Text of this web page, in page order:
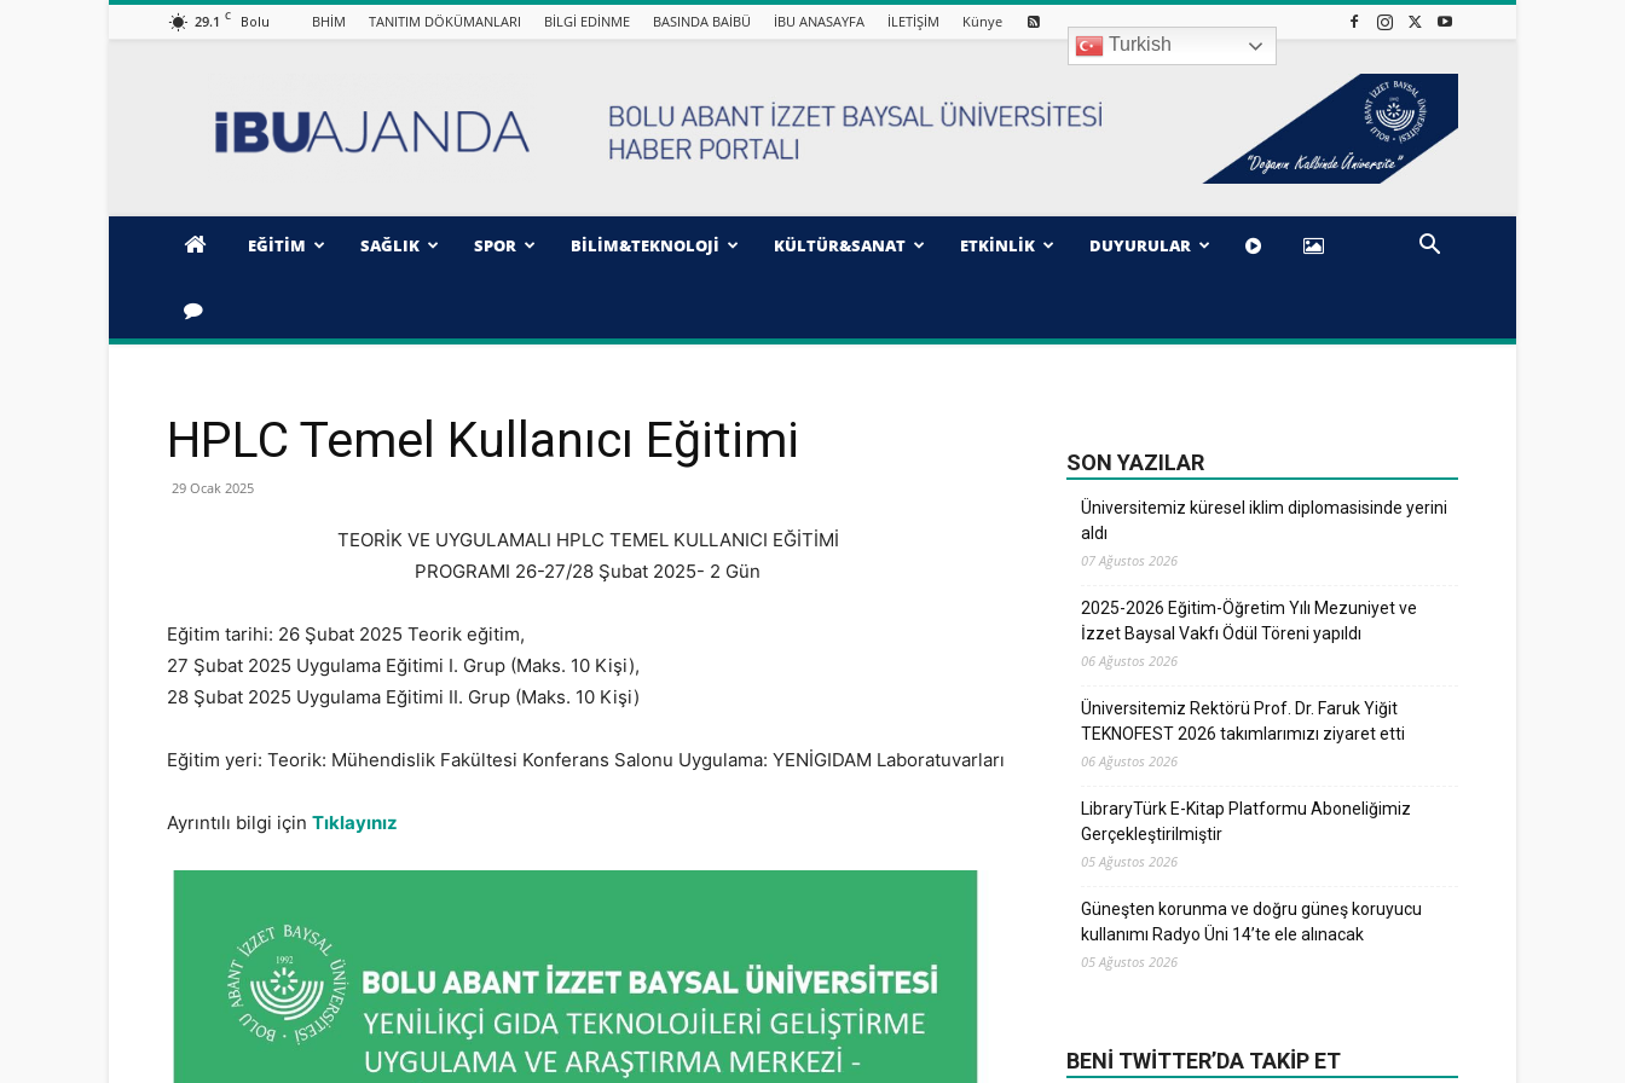
29.1 C Bolu BHİM TANITIM DÖKÜMANLARI BİLGİ EDİNME BASINDA BAİBÜ İBU ANASAYFA İLETİŞİM Künye
Turkish
EĞİTİM SAĞLIK SPOR BİLİM&TEKNOLOJİ KÜLTÜR&SANAT ETKİNLİK DUYURULAR
HPLC Temel Kullanıcı Eğitimi
29 Ocak 2025
TEORİK VE UYGULAMALI HPLC TEMEL KULLANICI EĞİTİMİ
PROGRAMI 26-27/28 Şubat 2025- 2 Gün
Eğitim tarihi: 26 Şubat 2025 Teorik eğitim,
27 Şubat 2025 Uygulama Eğitimi I. Grup (Maks. 10 Kişi),
28 Şubat 2025 Uygulama Eğitimi II. Grup (Maks. 10 Kişi)
Eğitim yeri: Teorik: Mühendislik Fakültesi Konferans Salonu Uygulama: YENİGIDAM Laboratuvarları
Ayrıntılı bilgi için Tıklayınız
SON YAZILAR
Üniversitemiz küresel iklim diplomasisinde yerini
aldı
07 Ağustos 2026
2025-2026 Eğitim-Öğretim Yılı Mezuniyet ve
İzzet Baysal Vakfı Ödül Töreni yapıldı
06 Ağustos 2026
Üniversitemiz Rektörü Prof. Dr. Faruk Yiğit
TEKNOFEST 2026 takımlarımızı ziyaret etti
06 Ağustos 2026
LibraryTürk E-Kitap Platformu Aboneliğimiz
Gerçekleştirilmiştir
05 Ağustos 2026
Güneşten korunma ve doğru güneş koruyucu
kullanımı Radyo Üni 14’te ele alınacak
05 Ağustos 2026
BENI TWITTER’DA TAKIP ET